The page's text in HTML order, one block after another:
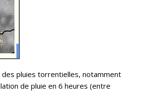
pluies torrentielles, notamment
de pluie en 6 heures (entre